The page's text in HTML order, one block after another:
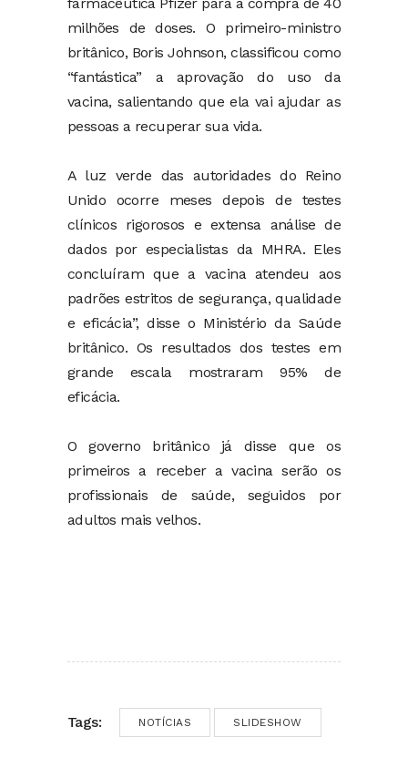
milhões de doses. O primeiro-ministro
britânico, Boris Johnson, classificou como
“fantástica” a aprovação do uso da
vacina, salientando que ela vai ajudar as
pessoas a recuperar sua vida.
A luz verde das autoridades do Reino
Unido ocorre meses depois de testes
clínicos rigorosos e extensa análise de
dados por especialistas da MHRA. Eles
concluíram que a vacina atendeu aos
padrões estritos de segurança, qualidade
e eficácia”, disse o Ministério da Saúde
britânico. Os resultados dos testes em
grande escala mostraram 95% de
eficácia.
O governo britânico já disse que os
primeiros a receber a vacina serão os
profissionais de saúde, seguidos por
adultos mais velhos.
Tags: NOTÍCIAS SLIDESHOW